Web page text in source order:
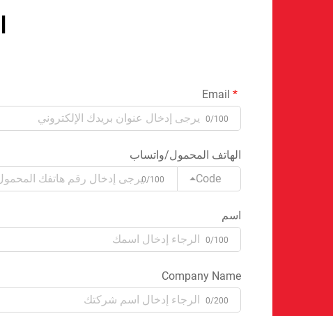
0/100
الهاتف المحمول/واتساب
Code
0/100
اسم
0/100
Company Name
0/200